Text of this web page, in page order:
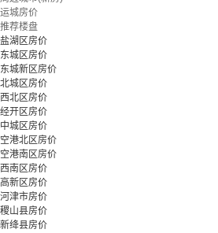
运城房价
推荐楼盘
盐湖区房价
东城区房价
东城新区房价
北城区房价
西北区房价
经开区房价
中城区房价
空港北区房价
空港南区房价
西南区房价
高新区房价
河津市房价
稷山县房价
新绛县房价